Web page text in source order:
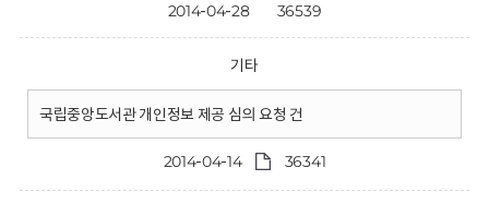
2014-04-28 36539
기타
국립중앙도서관 개인정보 제공 심의 요청 건
2014-04-14 36341